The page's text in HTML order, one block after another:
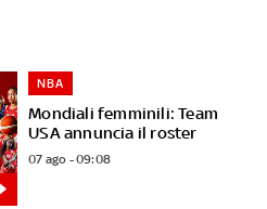
Mondiali femminili: Team
USA annuncia il roster
NBA
07 ago - 09:08